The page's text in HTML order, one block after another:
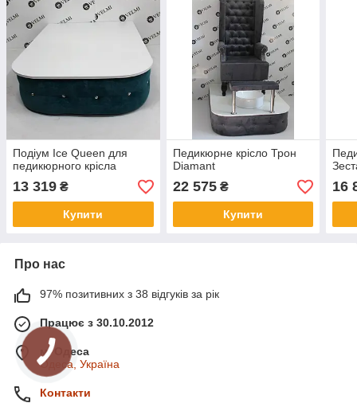
Подіум Ice Queen для
педикюрного крісла
13 319 ₴
Купити
Педикюрне крісло Трон
Diamant
22 575₴
Купити
16
Про нас
97% позитивних з 38 відгуків за рік
Працює з 30.10.2012
м. Одеса
Одеса, Україна
Контакти